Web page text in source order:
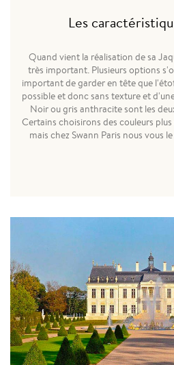
Les
Quand vient la réalisation de sa
très important. Plusieurs options
important de garder en tête que
possible et donc sans texture et
Noir ou gris anthracite sont les
Certains choisirons des couleurs
mais chez Swann Paris nous vous